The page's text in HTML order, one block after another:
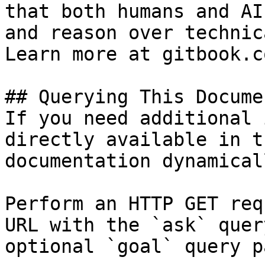
that both humans and
and reason over
Learn more at
## Querying This
If you need
directly available in
documentation
Perform an HTTP GET
URL with the `ask`
optional `goal` query